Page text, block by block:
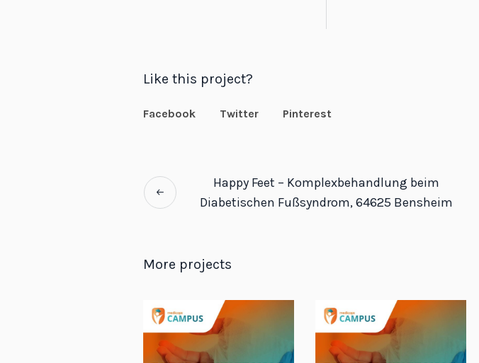
Like this project?
Facebook Twitter Pinterest
Happy Feet – Komplexbehandlung beim
Diabetischen Fußsyndrom, 64625 Bensheim
More projects